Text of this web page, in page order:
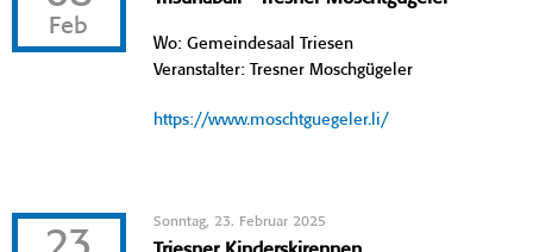
Feb
Wo: Gemeindesaal Triesen
Veranstalter: Tresner Moschgügeler
https://www.moschtguegeler.li/
Sonntag, 23. Februar 2025